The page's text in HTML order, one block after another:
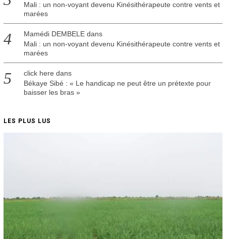
Mali : un non-voyant devenu Kinésithérapeute contre vents et
marées
Mamédi DEMBELEdans
Mali : un non-voyant devenu Kinésithérapeute contre vents et
marées
click here dans
Békaye Sibé : « Le handicap ne peut être un prétexte pour
baisser les bras »
LES PLUS LUS